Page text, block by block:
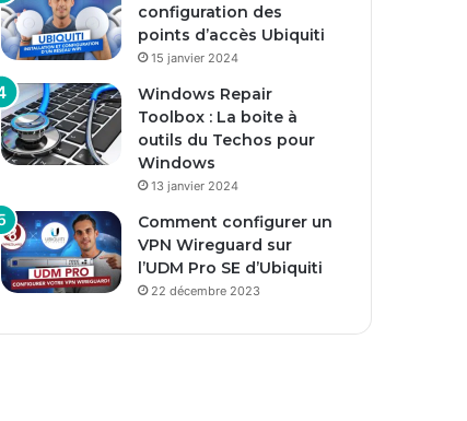
configuration des
points d’accès Ubiquiti
15 janvier 2024
Windows Repair
Toolbox : La boite à
outils du Techos pour
Windows
13 janvier 2024
Comment configurer un
VPN Wireguard sur
l’UDM Pro SE d’Ubiquiti
22 décembre 2023